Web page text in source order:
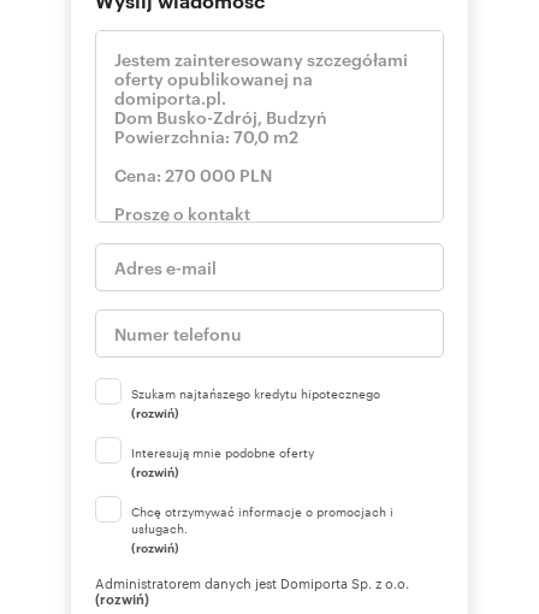
PROPERCO sp. z o.o. sp.k
ul. Kozia 3a/1
25-514 Kielce
tel. kom:
+48 6
pokaż telefon
https://www.properco.pl/
Numer oferty: PRP-DS-74749
Szukam najtańszego kredytu hipotecznego
(rozwiń)
Interesują mnie podobne oferty
(rozwiń)
Chcę otrzymywać informacje o promocjach i
usługach.
(rozwiń)
Administratorem danych jest Domiporta Sp. z o.o.
(rozwiń)